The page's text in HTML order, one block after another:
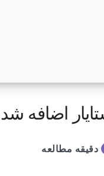
اضافه شد
دقیقه مطالعه